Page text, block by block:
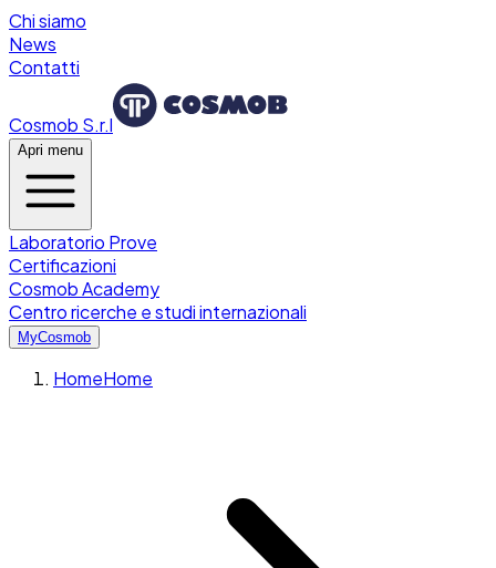
Chi siamo
News
Contatti
Cosmob S.r.l
Apri menu
Laboratorio Prove
Certificazioni
Cosmob Academy
Centro ricerche e studi internazionali
MyCosmob
HomeHome